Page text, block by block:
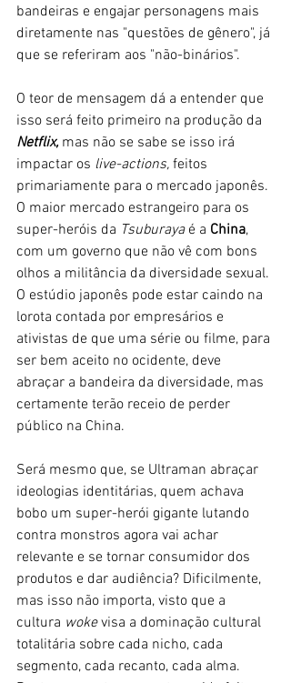
bandeiras e engajar personagens mais
diretamente nas "questões de gênero", já
que se referiram aos "não-binários".
O teor de mensagem dá a entender que
isso será feito primeiro na produção da
Netflix, mas não se sabe se isso irá
impactar os live-actions, feitos
primariamente para o mercado japonês.
O maior mercado estrangeiro para os
super-heróis da Tsuburaya é a China,
com um governo que não vê com bons
olhos a militância da diversidade sexual.
O estúdio japonês pode estar caindo na
lorota contada por empresários e
ativistas de que uma série ou filme, para
ser bem aceito no ocidente, deve
abraçar a bandeira da diversidade, mas
certamente terão receio de perder
público na China.
Será mesmo que, se Ultraman abraçar
ideologias identitárias, quem achava
bobo um super-herói gigante lutando
contra monstros agora vai achar
relevante e se tornar consumidor dos
produtos e dar audiência? Dificilmente,
mas isso não importa, visto que a
cultura woke visa a dominação cultural
totalitária sobre cada nicho, cada
segmento, cada recanto, cada alma.